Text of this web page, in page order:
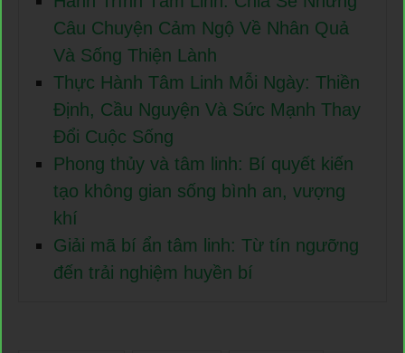
Câu Chuyện Cảm Ngộ Về Nhân Quả
Và Sống Thiện Lành
Thực Hành Tâm Linh Mỗi Ngày: Thiền
Định, Cầu Nguyện Và Sức Mạnh Thay
Đổi Cuộc Sống
Phong thủy và tâm linh: Bí quyết kiến
tạo không gian sống bình an, vượng
khí
Giải mã bí ẩn tâm linh: Từ tín ngưỡng
đến trải nghiệm huyền bí